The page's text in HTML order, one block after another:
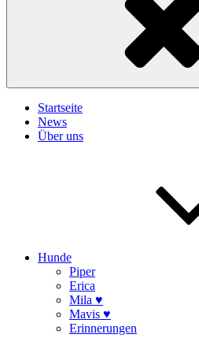
Startseite
News
Über uns
Hunde
Piper
Erica
Mila ♥
Mavis ♥
Erinnerungen